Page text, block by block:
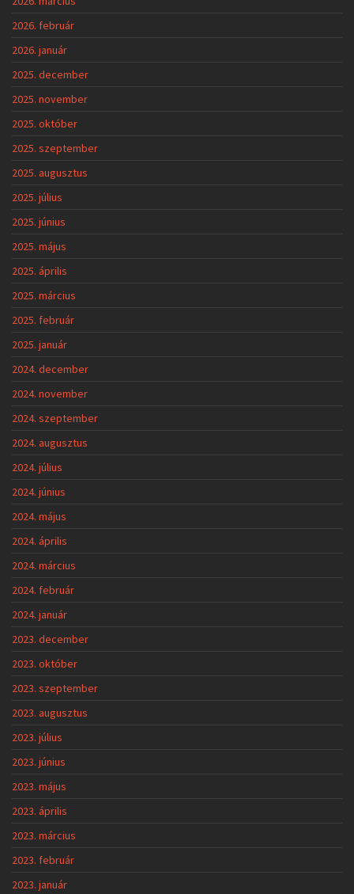
2026. február
2026. január
2025. december
2025. november
2025. október
2025. szeptember
2025. augusztus
2025. július
2025. június
2025. május
2025. április
2025. március
2025. február
2025. január
2024. december
2024. november
2024. szeptember
2024. augusztus
2024. július
2024. június
2024. május
2024. április
2024. március
2024. február
2024. január
2023. december
2023. október
2023. szeptember
2023. augusztus
2023. július
2023. június
2023. május
2023. április
2023. március
2023. február
2023. január